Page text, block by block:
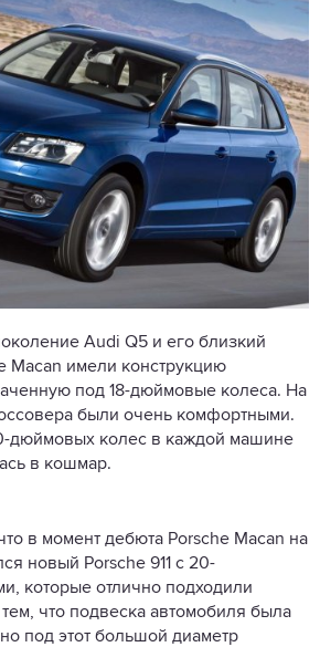
Audi Q5 и его близкий
Macan имели конструкцию
под 18-дюймовые колеса. На
были очень комфортными.
дюймовых колес в каждой машине
в кошмар.
в момент дебюта Porsche Macan на
новый Porsche 911 с 20-
которые отлично подходили
что подвеска автомобиля была
под этот большой диаметр